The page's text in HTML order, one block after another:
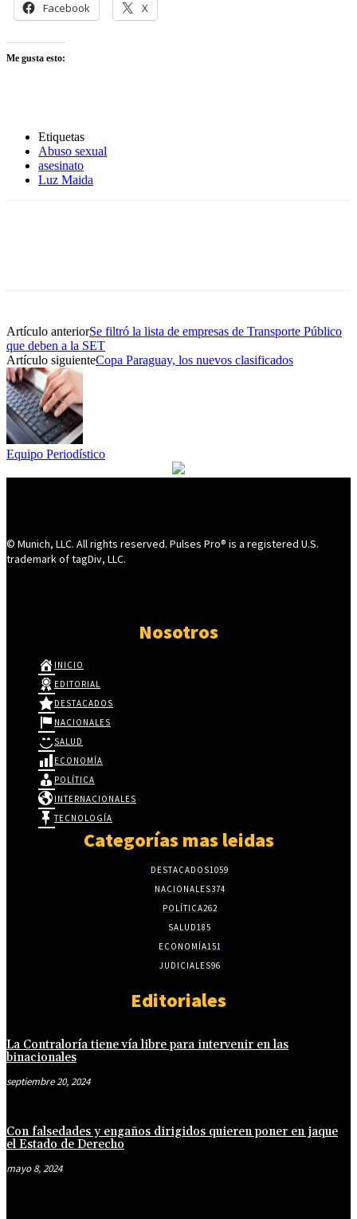
Facebook X
Me gusta esto:
Etiquetas
Abuso sexual
asesinato
Luz Maida
Artículo anteriorSe filtró la lista de empresas de Transporte Público
que deben a la SET
Artículo siguienteCopa Paraguay, los nuevos clasificados
Equipo Periodístico
© Munich, LLC. All rights reserved. Pulses Pro® is a registered U.S.
trademark of tagDiv, LLC.
Nosotros
INICIO
EDITORIAL
DESTACADOS
NACIONALES
SALUD
ECONOMÍA
POLÍTICA
INTERNACIONALES
TECNOLOGÍA
Categorías mas leidas
DESTACADOS1059
NACIONALES374
POLÍTICA262
SALUD185
ECONOMÍA151
JUDICIALES96
Editoriales
La Contraloría tiene vía libre para intervenir en las
binacionales
septiembre 20, 2024
Con falsedades y engaños dirigidos quieren poner en jaque
el Estado de Derecho
mayo 8, 2024